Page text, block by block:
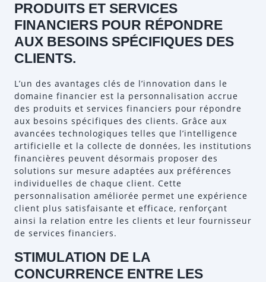
PRODUITS ET SERVICES
FINANCIERS POUR RÉPONDRE
AUX BESOINS SPÉCIFIQUES DES
CLIENTS.
L’un des avantages clés de l’innovation dans le
domaine financier est la personnalisation accrue
des produits et services financiers pour répondre
aux besoins spécifiques des clients. Grâce aux
avancées technologiques telles que l’intelligence
artificielle et la collecte de données, les institutions
financières peuvent désormais proposer des
solutions sur mesure adaptées aux préférences
individuelles de chaque client. Cette
personnalisation améliorée permet une expérience
client plus satisfaisante et efficace, renforçant
ainsi la relation entre les clients et leur fournisseur
de services financiers.
STIMULATION DE LA
CONCURRENCE ENTRE LES